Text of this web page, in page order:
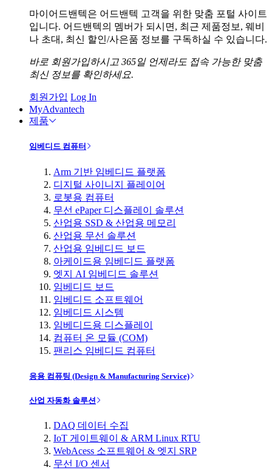
마이어드밴텍은 어드밴텍 고객을 위한 맞춤 포털 사이트
입니다. 어드밴텍의 멤버가 되시면, 최근 제품정보, 웨비
나 초대, 최신 할인/사은품 정보를 구독하실 수 있습니다.
바로 회원가입하시고 365일 언제라도 접속 가능한 맞춤
최신 정보를 확인하세요.
회원가입 Log In
MyAdvantech
제품
임베디드 컴퓨터
Arm 기반 임베디드 플랫폼
디지털 사이니지 플레이어
로봇용 컴퓨터
무선 ePaper 디스플레이 솔루션
산업용 SSD & 산업용 메모리
산업용 무선 솔루션
산업용 임베디드 보드
아케이드용 임베디드 플랫폼
엣지 AI 임베디드 솔루션
임베디드 보드
임베디드 소프트웨어
임베디드 시스템
임베디드용 디스플레이
컴퓨터 온 모듈 (COM)
팬리스 임베디드 컴퓨터
응용 컴퓨팅 (Design & Manufacturing Service)
산업 자동화 솔루션
DAQ 데이터 수집
IoT 게이트웨이 & ARM Linux RTU
WebAcess 소프트웨어 & 엣지 SRP
무선 I/O 센서